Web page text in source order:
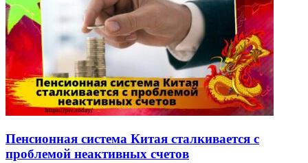
Пенсионная система Китая сталкивается с
проблемой неактивных счетов